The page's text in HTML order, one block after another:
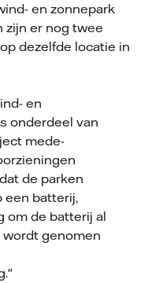
en zonnepark
zijn er nog twee
dezelfde locatie in
en
onderdeel van
mede-
de parken
een batterij,
om de batterij al
genomen